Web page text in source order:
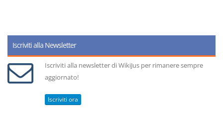
Iscriviti alla Newsletter
Iscriviti alla newsletter di WikiJus per rimanere sempre
aggiornato!
Iscriviti ora